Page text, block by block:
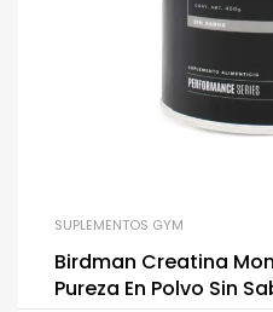
SUPLEMENTOS GYM
Birdman Creatina
Pureza En Polvo Sin